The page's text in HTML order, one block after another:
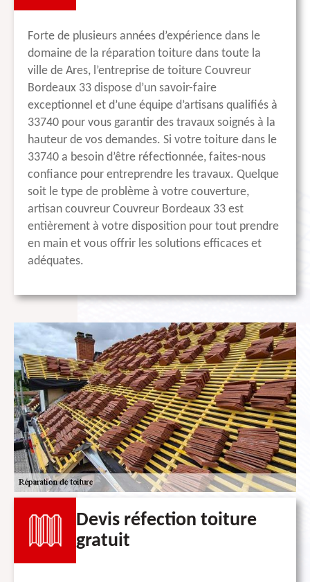
Forte de plusieurs années d’expérience dans le
domaine de la réparation toiture dans toute la
ville de Ares, l’entreprise de toiture Couvreur
Bordeaux 33 dispose d’un savoir-faire
exceptionnel et d’une équipe d’artisans qualifiés à
33740 pour vous garantir des travaux soignés à la
hauteur de vos demandes. Si votre toiture dans le
33740 a besoin d’être réfectionnée, faites-nous
confiance pour entreprendre les travaux. Quelque
soit le type de problème à votre couverture,
artisan couvreur Couvreur Bordeaux 33 est
entièrement à votre disposition pour tout prendre
en main et vous offrir les solutions efficaces et
adéquates.
Devis réfection toiture
gratuit